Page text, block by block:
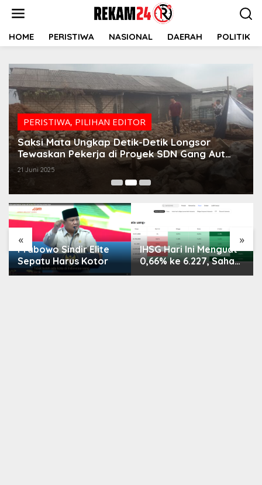
HOME PERISTIWA NASIONAL DAERAH POLITIK
PERISTIWA, PILIHAN EDITOR
Saksi Mata Ungkap Detik-Detik Longsor
Tewaskan Pekerja di Proyek SDN Gang Aut
Bogor
21 Juni 2025
« »
Prabowo Sindir Elite
Sepatu Harus Kotor
IHSG Hari Ini Menguat
0,66% ke 6.227, Saham